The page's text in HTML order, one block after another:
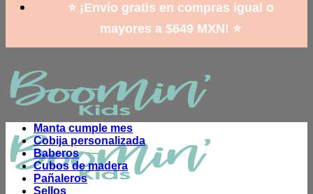
⭐ ¡Envío gratis en compras igual o
mayores a $649 MXN! ⭐
Manta cumple mes
Cobija personalizada
Baberos
Cubos de madera
Pañaleros
Sellos